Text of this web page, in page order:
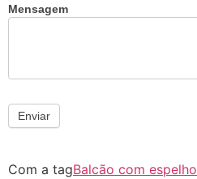
Mensagem
Enviar
Com a tagBalcão com